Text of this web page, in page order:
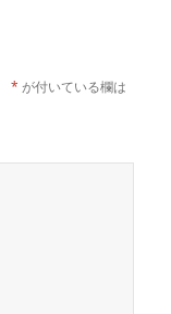
* が付いている欄は